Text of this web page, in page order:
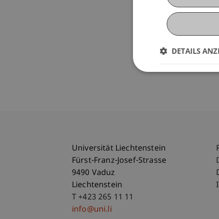
Universität Liechtenstein
Fürst-Franz-Josef-Strasse
9490 Vaduz
Liechtenstein
T +423 265 11 11
info@uni.li
DETAILS